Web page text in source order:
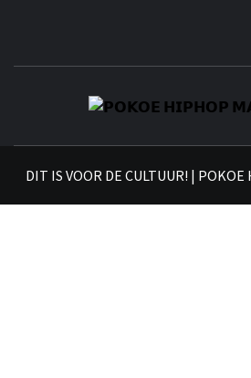
DIT IS VOOR DE CULTUUR! |